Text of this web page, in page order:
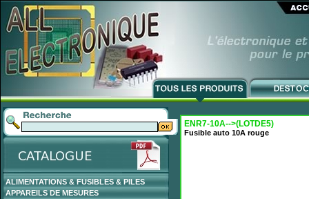
ALIMENTATIONS & FUSIBLES & PILES
APPAREILS DE MESURES
ENR7-10A-->(LOTDE5)
Fusible auto 10A rouge